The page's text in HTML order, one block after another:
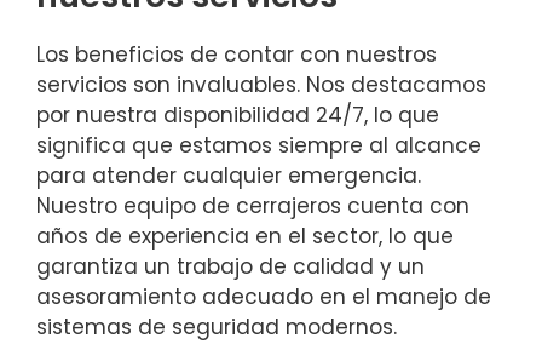
Los beneficios de contar con nuestros
servicios son invaluables. Nos destacamos
por nuestra disponibilidad 24/7, lo que
significa que estamos siempre al alcance
para atender cualquier emergencia.
Nuestro equipo de cerrajeros cuenta con
años de experiencia en el sector, lo que
garantiza un trabajo de calidad y un
asesoramiento adecuado en el manejo de
sistemas de seguridad modernos.